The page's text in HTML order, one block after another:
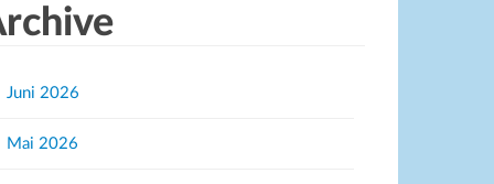
Juni 2026
Mai 2026